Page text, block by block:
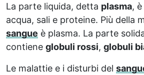
La parte liquida, detta plasma,
acqua, sali e proteine. Più della
sangue è plasma. La parte
contiene globuli rossi, globuli
Le malattie e i disturbi del